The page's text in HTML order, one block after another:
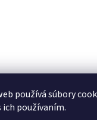
používá súbory
ich používaním.